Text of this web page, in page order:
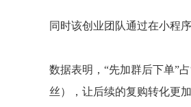
同时该创业团队通过在小程
数据表明，“先加群后下单”
丝），让后续的复购转化更加